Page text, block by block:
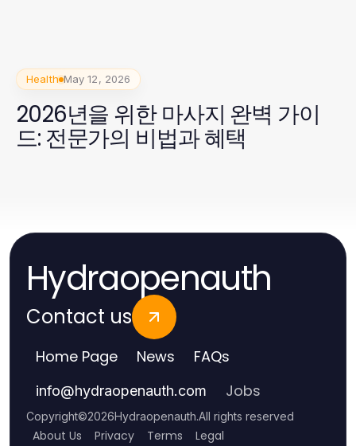
Health May 12, 2026
2026년을 위한 마사지 완벽 가이
드: 전문가의 비법과 혜택
Hydraopenauth
Contact us
Home Page News FAQs
info@hydraopenauth.com Jobs
Copyright©2026Hydraopenauth.All rights reserved
About Us Privacy Terms Legal